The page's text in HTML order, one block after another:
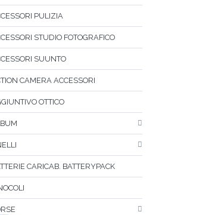
PULIZIA
STUDIO FOTOGRAFICO
SUUNTO
CAMERA ACCESSORI
OTTICO
CARICAB. BATTERYPACK